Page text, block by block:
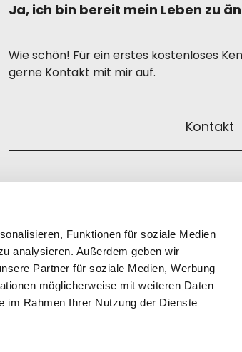
Funktionen für soziale Medien
analysieren. Außerdem geben wir
Partner für soziale Medien, Werbung
möglicherweise mit weiteren Daten
im Rahmen Ihrer Nutzung der Dienste
Ja, ich bin bereit mein Leben zu
Wie schön! Für ein erstes kostenloses
gerne Kontakt mit mir auf.
Kontakt